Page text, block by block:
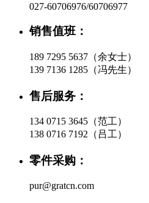
027-60706976/60706977
销售值班：
189 7295 5637（余女士）
139 7136 1285（冯先生）
售后服务：
134 0715 3645（范工）
138 0716 7192（吕工）
零件采购：
pur@gratcn.com